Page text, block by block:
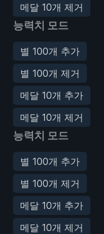
메달 10개 제거
능력치 모드
별 100개 추가
별 100개 제거
메달 10개 추가
메달 10개 제거
능력치 모드
별 100개 추가
별 100개 제거
메달 10개 추가
메달 10개 제거